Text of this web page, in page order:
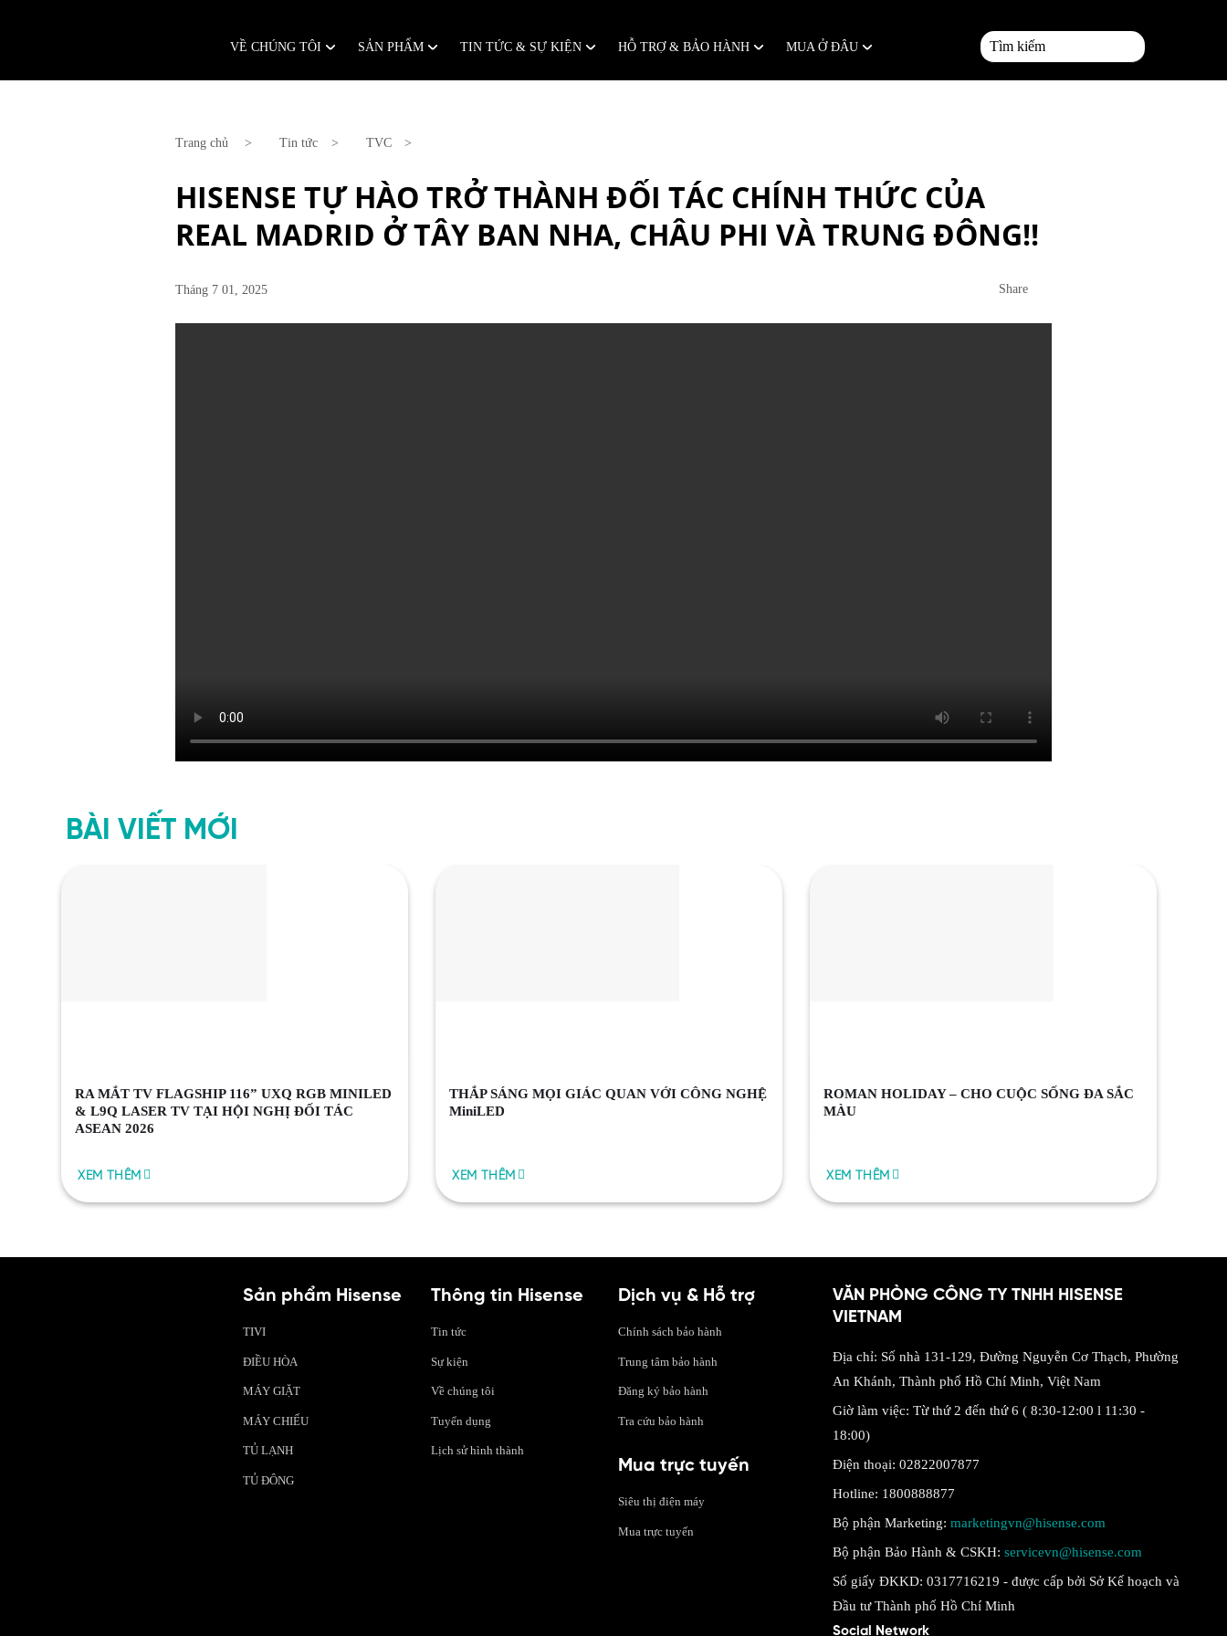
VỀ CHÚNG TÔI SẢN PHẨM TIN TỨC & SỰ KIỆN HỖ TRỢ & BẢO HÀNH MUA Ở ĐÂU
Trang chủ Tin tức TVC
HISENSE TỰ HÀO TRỞ THÀNH ĐỐI TÁC CHÍNH THỨC CỦA
REAL MADRID Ở TÂY BAN NHA, CHÂU PHI VÀ TRUNG ĐÔNG!!
Tháng 7 01, 2025 Share
BÀI VIẾT MỚI
RA MẮT TV FLAGSHIP 116” UXQ RGB MINILED
& L9Q LASER TV TẠI HỘI NGHỊ ĐỐI TÁC
ASEAN 2026
XEM THÊM
THẮP SÁNG MỌI GIÁC QUAN VỚI CÔNG NGHỆ
MiniLED
XEM THÊM
ROMAN HOLIDAY – CHO CUỘC SỐNG ĐA SẮC
MÀU
XEM THÊM
Sản phẩm Hisense
TIVI
ĐIỀU HÒA
MÁY GIẶT
MÁY CHIẾU
TỦ LẠNH
TỦ ĐÔNG
Thông tin Hisense
Tin tức
Sự kiện
Về chúng tôi
Tuyển dụng
Lịch sử hình thành
Dịch vụ & Hỗ trợ
Chính sách bảo hành
Trung tâm bảo hành
Đăng ký bảo hành
Tra cứu bảo hành
Mua trực tuyến
Siêu thị điện máy
Mua trực tuyến
VĂN PHÒNG CÔNG TY TNHH HISENSE
VIETNAM
Địa chỉ: Số nhà 131-129, Đường Nguyễn Cơ Thạch, Phường
An Khánh, Thành phố Hồ Chí Minh, Việt Nam
Giờ làm việc: Từ thứ 2 đến thứ 6 ( 8:30-12:00 l 11:30 -
18:00)
Điện thoại: 02822007877
Hotline: 1800888877
Bộ phận Marketing:marketingvn@hisense.com
Bộ phận Bảo Hành & CSKH:servicevn@hisense.com
Số giấy ĐKKD: 0317716219 - được cấp bởi Sở Kế hoạch và
Đầu tư Thành phố Hồ Chí Minh
Social Network